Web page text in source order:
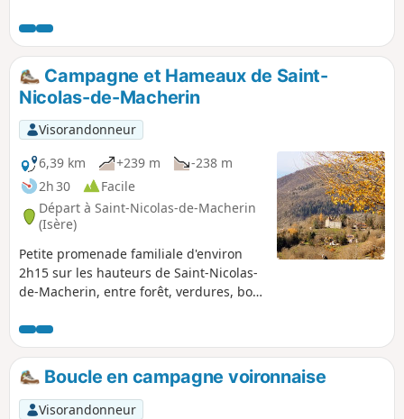
Campagne et Hameaux de Saint-
Nicolas-de-Macherin
Visorandonneur
6,39 km
+239 m
-238 m
2h 30
Facile
Départ à Saint-Nicolas-de-Macherin
(Isère)
Petite promenade familiale d'environ
2h15 sur les hauteurs de Saint-Nicolas-
de-Macherin, entre forêt, verdures, bois
l'itinéraire mêlera des secteurs
ombragés ou de verdures. En hiver, il
peut être intéressant à faire par temps
neigeux (penser aux raquettes selon les
conditions de neige).
Boucle en campagne voironnaise
Visorandonneur